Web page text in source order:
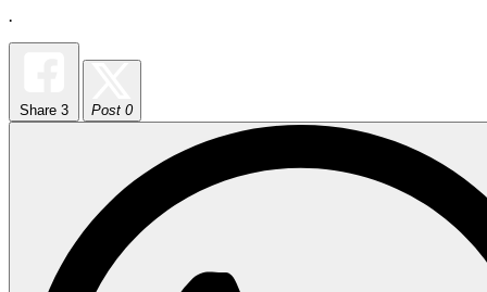
.
Share 3 Post 0